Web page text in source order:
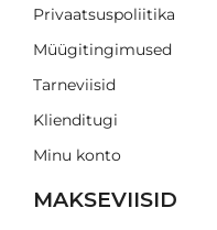
Privaatsuspoliitika
Müügitingimused
Tarneviisid
Klienditugi
Minu konto
MAKSEVIISID